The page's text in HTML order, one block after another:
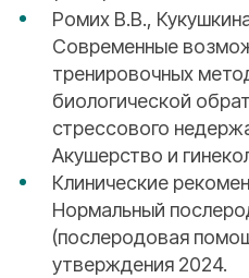
Ромих В.В.,
Современные
тренировочных
биологической
стрессового
Акушерство и
Клинические
Нормальный
(послеродовая
утверждения 2024.